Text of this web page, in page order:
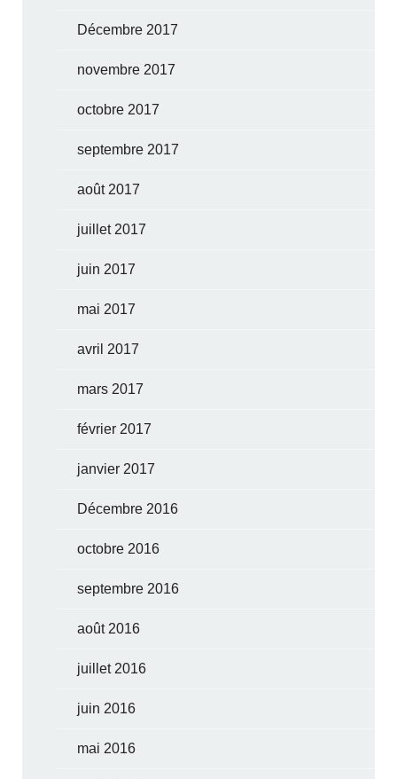
Décembre 2017
novembre 2017
octobre 2017
septembre 2017
août 2017
juillet 2017
juin 2017
mai 2017
avril 2017
mars 2017
février 2017
janvier 2017
Décembre 2016
octobre 2016
septembre 2016
août 2016
juillet 2016
juin 2016
mai 2016